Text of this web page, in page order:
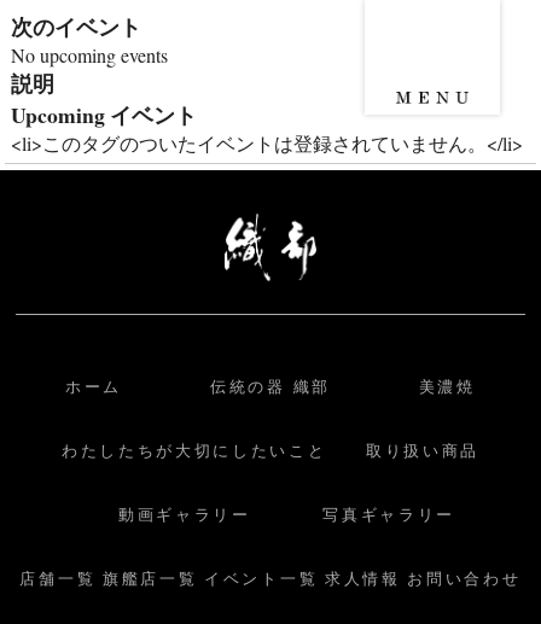
次のイベント
No upcoming events
説明
Upcoming イベント
<li>このタグのついたイベントは登録されていません。</li>
ホーム 伝統の器 織部 美濃焼
わたしたちが大切にしたいこと 取り扱い商品
動画ギャラリー 写真ギャラリー
店舗一覧 旗艦店一覧 イベント一覧 求人情報 お問い合わせ